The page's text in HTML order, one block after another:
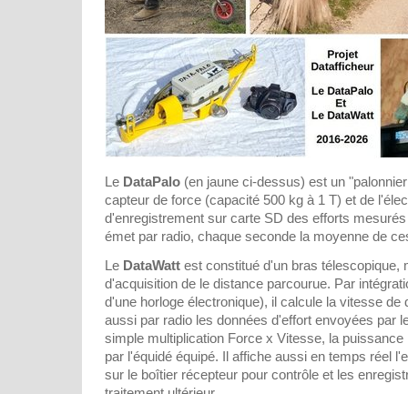
Le DataPalo (en jaune ci-dessus) est un
capteur de force (capacité 500 kg à 1 T) et de
d'enregistrement sur carte SD des efforts
émet par radio, chaque seconde la moyenne de
Le DataWatt est constitué d'un bras télescopique,
d'acquisition de le distance parcourue. Par
d'une horloge électronique), il calcule la vitesse de
aussi par radio les données d'effort envoyées par
simple multiplication Force x Vitesse, la puissance
par l'équidé équipé. Il affiche aussi en temps réel
sur le boîtier récepteur pour contrôle et les